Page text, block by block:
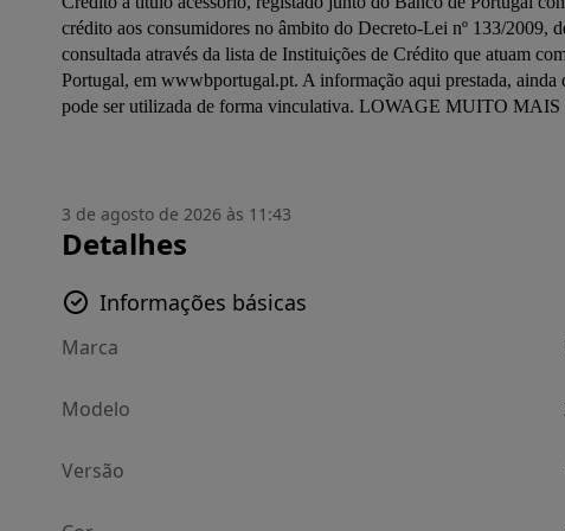
crédito aos consumidores no âmbito do Decreto-Lei nº 133/2009,
consultada através da lista de Instituições de Crédito que atuam
Portugal, em wwwbportugal.pt. A informação aqui prestada,
3 de agosto de 2026 às 11:43
Detalhes
Informações básicas
Marca
Modelo
Versão